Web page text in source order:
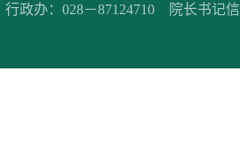
政办：028－87124710 院长书记信